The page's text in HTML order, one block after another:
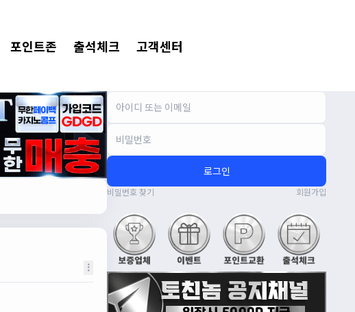
포인트존 출석체크 고객센터
로그인
비밀번호 찾기 회원가입